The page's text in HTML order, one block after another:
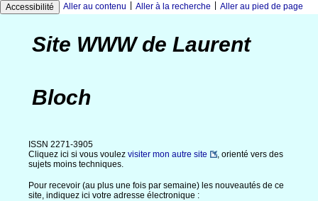
Accessibilité Aller au contenu Aller à la recherche Aller au pied de page
Site WWW de Laurent
Bloch
ISSN 2271-3905
Cliquez ici si vous voulez visiter mon autre site
, orienté vers des
sujets moins techniques.
Pour recevoir (au plus une fois par semaine) les nouveautés de ce
site, indiquez ici votre adresse électronique :